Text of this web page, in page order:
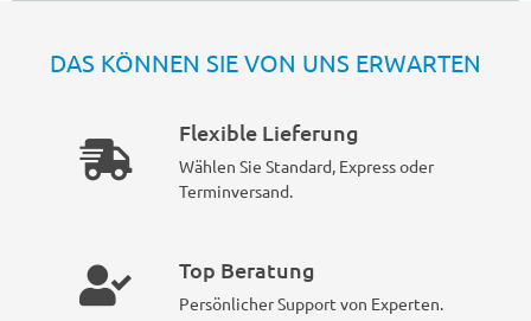
DAS KÖNNEN SIE VON UNS ERWARTEN
Flexible Lieferung
Wählen Sie Standard, Express oder
Terminversand.
Top Beratung
Persönlicher Support von Experten.